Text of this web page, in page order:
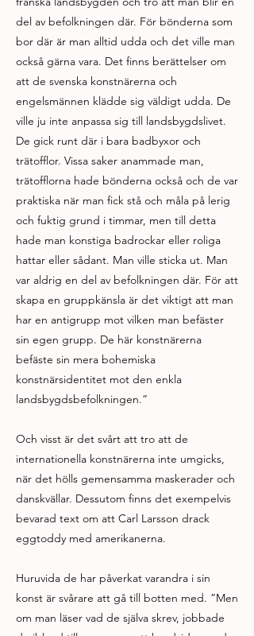
del av befolkningen där. För bönderna som
bor där är man alltid udda och det ville man
också gärna vara. Det finns berättelser om
att de svenska konstnärerna och
engelsmännen klädde sig väldigt udda. De
ville ju inte anpassa sig till landsbygdslivet.
De gick runt där i bara badbyxor och
trätofflor. Vissa saker anammade man,
trätofflorna hade bönderna också och de var
praktiska när man fick stå och måla på lerig
och fuktig grund i timmar, men till detta
hade man konstiga badrockar eller roliga
hattar eller sådant. Man ville sticka ut. Man
var aldrig en del av befolkningen där. För att
skapa en gruppkänsla är det viktigt att man
har en antigrupp mot vilken man befäster
sin egen grupp. De här konstnärerna
befäste sin mera bohemiska
konstnärsidentitet mot den enkla
landsbygdsbefolkningen.”
Och visst är det svårt att tro att de
internationella konstnärerna inte umgicks,
när det hölls gemensamma maskerader och
danskvällar. Dessutom finns det exempelvis
bevarad text om att Carl Larsson drack
eggtoddy med amerikanerna.
Huruvida de har påverkat varandra i sin
konst är svårare att gå till botten med. ”Men
om man läser vad de själva skrev, jobbade